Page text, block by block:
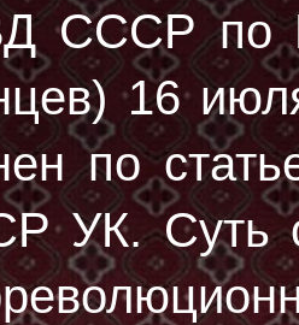
СССР по
16
по
УК. Суть